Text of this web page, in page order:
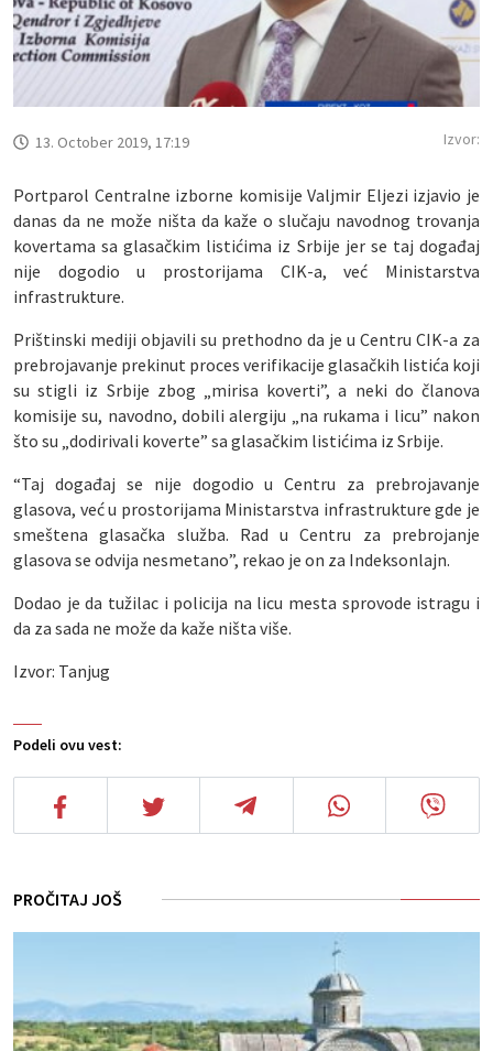
Podeli ovu vest:
13. October 2019, 17:19 Izvor:
Portparol Centralne izborne komisije Valjmir Eljezi izjavio je
danas da ne može ništa da kaže o slučaju navodnog trovanja
kovertama sa glasačkim listićima iz Srbije jer se taj događaj
nije dogodio u prostorijama CIK-a, već Ministarstva
infrastrukture.
Prištinski mediji objavili su prethodno da je u Centru CIK-a za
prebrojavanje prekinut proces verifikacije glasačkih listića koji
su stigli iz Srbije zbog „mirisa koverti”, a neki do članova
komisije su, navodno, dobili alergiju „na rukama i licu” nakon
što su „dodirivali koverte” sa glasačkim listićima iz Srbije.
“Taj događaj se nije dogodio u Centru za prebrojavanje
glasova, već u prostorijama Ministarstva infrastrukture gde je
smeštena glasačka služba. Rad u Centru za prebrojanje
glasova se odvija nesmetano”, rekao je on za Indeksonlajn.
Dodao je da tužilac i policija na licu mesta sprovode istragu i
da za sada ne može da kaže ništa više.
Izvor: Tanjug
PROČITAJ JOŠ